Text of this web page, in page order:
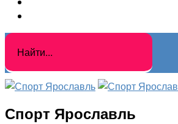
Спорт Ярославль